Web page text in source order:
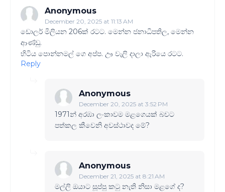
Anonymous
December 20, 2025 at 11:13 AM
ඩොලර් මිලියන 206ක් රටට. මෙන්න ජනාධිපතිල, මෙන්න
ආණ්ඩු.
හිටිය පොන්නමල් ගෙ අප්ප. ඌ වැලි දාලා ඇරියෙ රටට.
Reply
Anonymous
December 20, 2025 at 3:52 PM
1971න් අරඹා ලංකාවම මළගෙයක් බවට
පත්කල කීවෙනි අවස්ථාවද මේ?
Anonymous
December 21, 2025 at 8:21 AM
මල්ලි ඔයාට සූප්පු කටු නැති නිසා මළගේ ද?